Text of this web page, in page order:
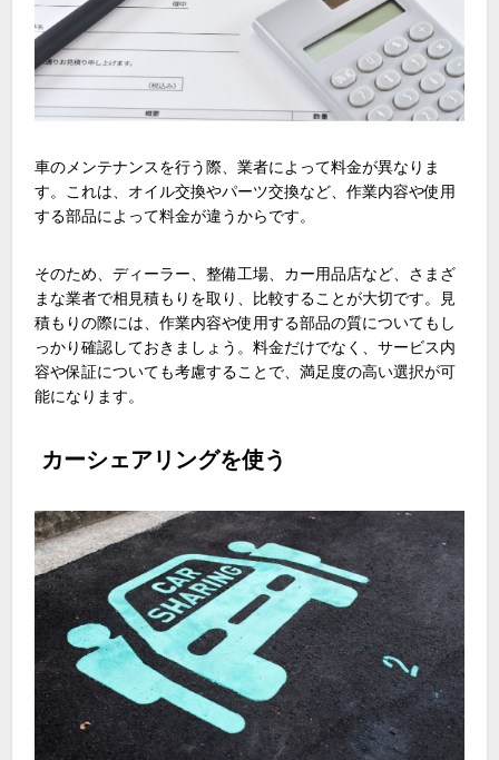
車のメンテナンスを行う際、業者によって料金が異なりま
す。これは、オイル交換やパーツ交換など、作業内容や使用
する部品によって料金が違うからです。
そのため、ディーラー、整備工場、カー用品店など、さまざ
まな業者で相見積もりを取り、比較することが大切です。見
積もりの際には、作業内容や使用する部品の質についてもし
っかり確認しておきましょう。料金だけでなく、サービス内
容や保証についても考慮することで、満足度の高い選択が可
能になります。
​ カーシェアリングを使う